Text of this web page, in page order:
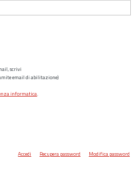
scrivi
email di abilitazione)
informatica.
Accedi Recupera password Modifica password